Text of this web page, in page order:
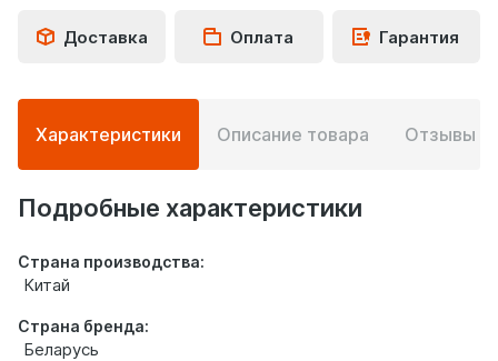
Доставка Оплата Гарантия
Подробная
информация
о
товаре
Характеристики Описание товара Отзывы
Подробные характеристики
Страна производства:
Китай
Страна бренда:
Беларусь